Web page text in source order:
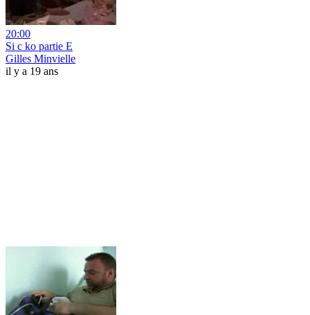
20:00
Si c ko partie E
Gilles Minvielle
il y a 19 ans